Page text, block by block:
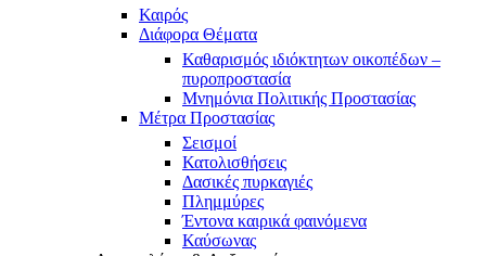
Καιρός
Διάφορα Θέματα
Καθαρισμός ιδιόκτητων οικοπέδων –
πυροπροστασία
Μνημόνια Πολιτικής Προστασίας
Μέτρα Προστασίας
Σεισμοί
Κατολισθήσεις
Δασικές πυρκαγιές
Πλημμύρες
Έντονα καιρικά φαινόμενα
Καύσωνας